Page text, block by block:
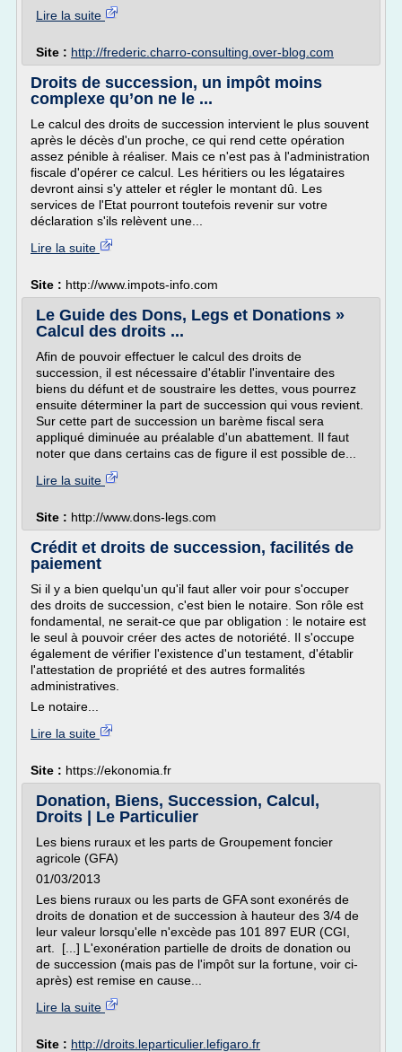
Lire la suite
Site : http://frederic.charro-consulting.over-blog.com
Droits de succession, un impôt moins
complexe qu’on ne le ...
Le calcul des droits de succession intervient le plus souvent
après le décès d'un proche, ce qui rend cette opération
assez pénible à réaliser. Mais ce n'est pas à l'administration
fiscale d'opérer ce calcul. Les héritiers ou les légataires
devront ainsi s'y atteler et régler le montant dû. Les
services de l'Etat pourront toutefois revenir sur votre
déclaration s'ils relèvent une...
Lire la suite
Site : http://www.impots-info.com
Le Guide des Dons, Legs et Donations »
Calcul des droits ...
Afin de pouvoir effectuer le calcul des droits de
succession, il est nécessaire d'établir l'inventaire des
biens du défunt et de soustraire les dettes, vous pourrez
ensuite déterminer la part de succession qui vous revient.
Sur cette part de succession un barème fiscal sera
appliqué diminuée au préalable d'un abattement. Il faut
noter que dans certains cas de figure il est possible de...
Lire la suite
Site : http://www.dons-legs.com
Crédit et droits de succession, facilités de
paiement
Si il y a bien quelqu'un qu'il faut aller voir pour s'occuper
des droits de succession, c'est bien le notaire. Son rôle est
fondamental, ne serait-ce que par obligation : le notaire est
le seul à pouvoir créer des actes de notoriété. Il s'occupe
également de vérifier l'existence d'un testament, d'établir
l'attestation de propriété et des autres formalités
administratives.
Le notaire...
Lire la suite
Site : https://ekonomia.fr
Donation, Biens, Succession, Calcul,
Droits | Le Particulier
Les biens ruraux et les parts de Groupement foncier
agricole (GFA)
01/03/2013
Les biens ruraux ou les parts de GFA sont exonérés de
droits de donation et de succession à hauteur des 3/4 de
leur valeur lorsqu'elle n'excède pas 101 897 EUR (CGI,
art. [...] L'exonération partielle de droits de donation ou
de succession (mais pas de l'impôt sur la fortune, voir ci-
après) est remise en cause...
Lire la suite
Site : http://droits.leparticulier.lefigaro.fr